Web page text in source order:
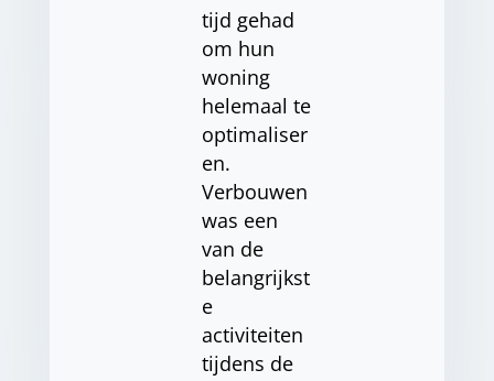
tijd gehad
om hun
woning
helemaal te
optimaliser
en.
Verbouwen
was een
van de
belangrijkst
e
activiteiten
tijdens de